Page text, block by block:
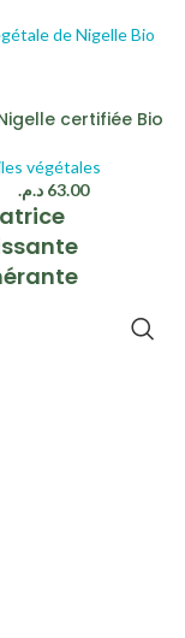
Globulus
certifiée Bio
végétales
63.00 د.م.